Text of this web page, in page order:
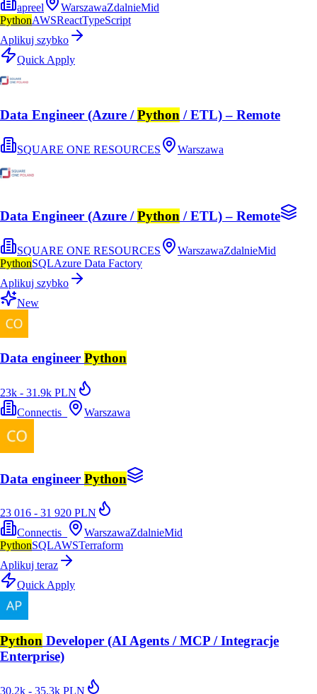
apreel
WarszawaZdalnieMid
PythonAWSReactTypeScript
Aplikuj szybko
Quick Apply
Data Engineer (Azure /Python / ETL) – Remote
SQUARE ONE RESOURCES Warszawa
Data Engineer (Azure /Python / ETL) – Remote
SQUARE ONE RESOURCES WarszawaZdalnieMid
PythonSQLAzure Data Factory
Aplikuj szybko
New
Data engineer Python
23k - 31.9k PLN
Connectis_
Warszawa
Data engineer Python
23 016 - 31 920 PLN
Connectis_
WarszawaZdalnieMid
PythonSQLAWSTerraform
Aplikuj teraz
Quick Apply
Python Developer (AI Agents / MCP / Integracje
Enterprise)
30.2k - 35.3k PLN